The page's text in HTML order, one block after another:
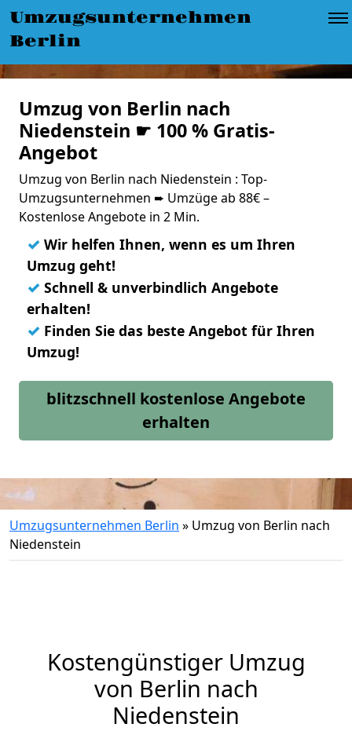
Umzugsunternehmen
Berlin
Umzug von Berlin nach
Niedenstein ☛ 100 % Gratis-
Angebot
Umzug von Berlin nach Niedenstein : Top-
Umzugsunternehmen ➨ Umzüge ab 88€ –
Kostenlose Angebote in 2 Min.
✓ Wir helfen Ihnen, wenn es um Ihren
Umzug geht!
✓ Schnell & unverbindlich Angebote
erhalten!
✓ Finden Sie das beste Angebot für Ihren
Umzug!
blitzschnell kostenlose Angebote
erhalten
Umzugsunternehmen Berlin » Umzug von Berlin nach
Niedenstein
Kostengünstiger Umzug
von Berlin nach
Niedenstein